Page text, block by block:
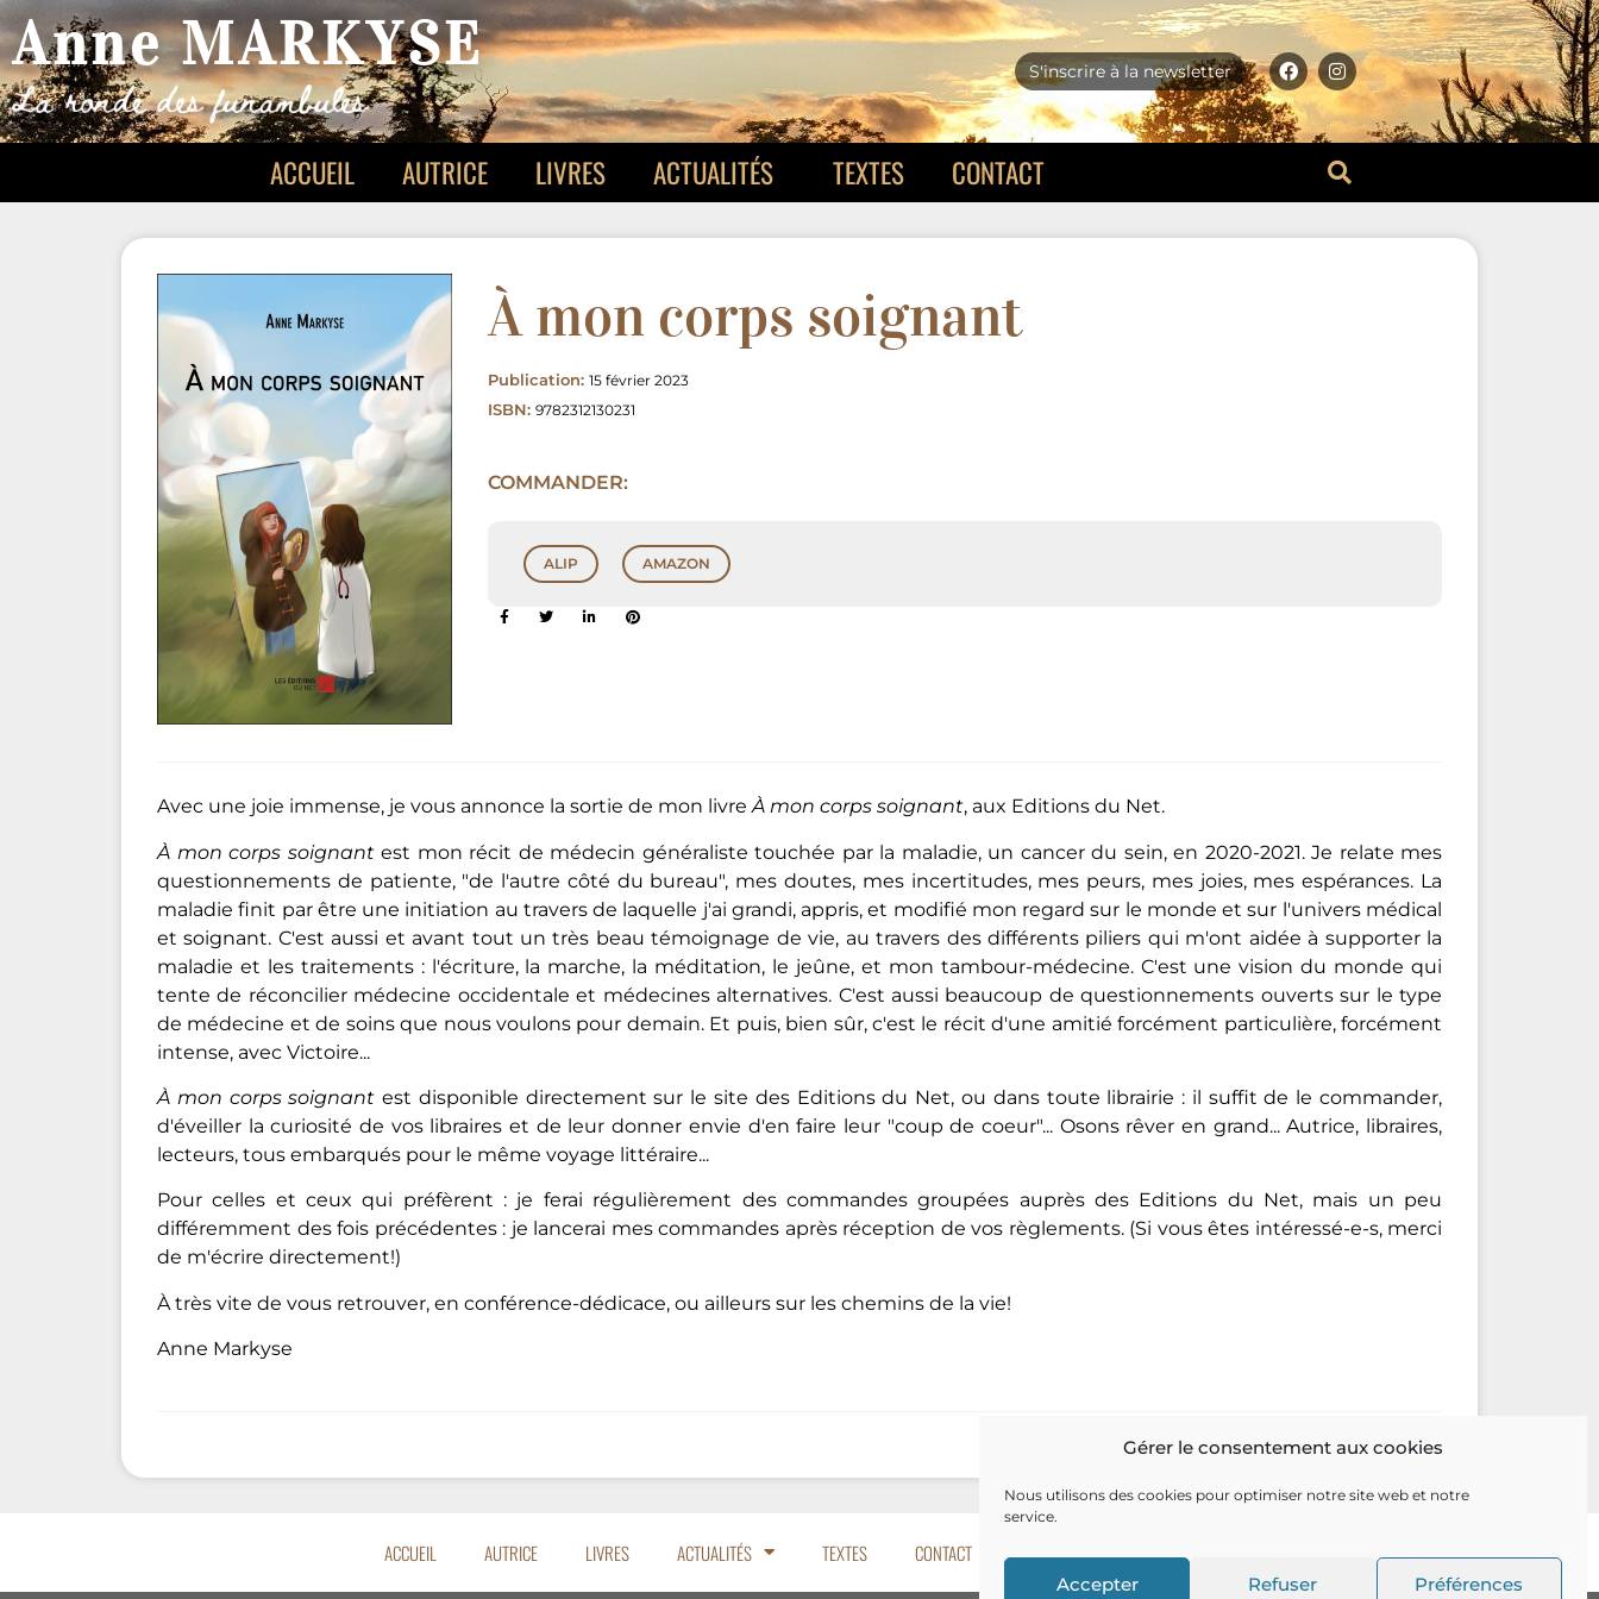
Gérer le consentement aux cookies
Nous utilisons des cookies pour optimiser notre site web et notre
service.
Accepter Refuser Préférences
Anne MARKYSE S'inscrire à la newsletter
ACCUEIL AUTRICE LIVRES ACTUALITÉS TEXTES CONTACT
À mon corps soignant
Publication: 15 février 2023
ISBN: 9782312130231
COMMANDER:
ALIP AMAZON
Avec une joie immense, je vous annonce la sortie de mon livreÀ mon corps soignant, aux Editions du Net.
À mon corps soignantest mon récit de médecin généraliste touchée par la maladie, un cancer du sein, en 2020-2021. Je relate mes
questionnements de patiente, "de l'autre côté du bureau", mes doutes, mes incertitudes, mes peurs, mes joies, mes espérances. La
maladie finit par être une initiation au travers de laquelle j'ai grandi, appris, et modifié mon regard sur le monde et sur l'univers médical
et soignant. C'est aussi et avant tout un très beau témoignage de vie, au travers des différents piliers qui m'ont aidée à supporter la
maladie et les traitements : l'écriture, la marche, la méditation, le jeûne, et mon tambour-médecine. C'est une vision du monde qui
tente de réconcilier médecine occidentale et médecines alternatives. C'est aussi beaucoup de questionnements ouverts sur le type
de médecine et de soins que nous voulons pour demain. Et puis, bien sûr, c'est le récit d'une amitié forcément particulière, forcément
intense, avec Victoire...
À mon corps soignant est disponible directement sur le site des Editions du Net, ou dans toute librairie : il suffit de le commander,
d'éveiller la curiosité de vos libraires et de leur donner envie d'en faire leur "coup de coeur"... Osons rêver en grand... Autrice, libraires,
lecteurs, tous embarqués pour le même voyage littéraire...
Pour celles et ceux qui préfèrent : je ferai régulièrement des commandes groupées auprès des Editions du Net, mais un peu
différemment des fois précédentes : je lancerai mes commandes après réception de vos règlements. (Si vous êtes intéressé-e-s, merci
de m'écrire directement!)
À très vite de vous retrouver, en conférence-dédicace, ou ailleurs sur les chemins de la vie!
Anne Markyse
ACCUEIL AUTRICE LIVRES ACTUALITÉS TEXTES CONTACT